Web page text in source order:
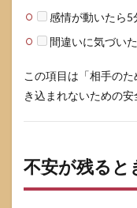
感情が動いたら5
間違いに気づい
この項目は「相手の
き込まれないための安
不安が残ると